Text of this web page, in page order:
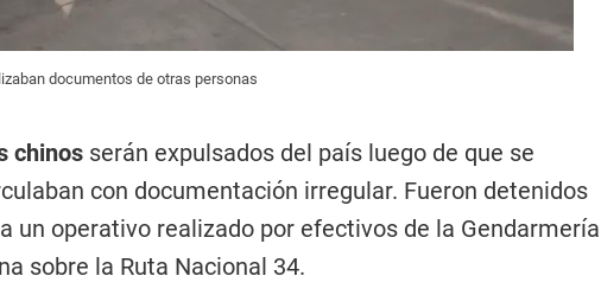
documentos de otras personas
chinos serán expulsados del país luego de que se
con documentación irregular. Fueron detenidos
un operativo realizado por efectivos de la Gendarmería
sobre la Ruta Nacional 34.